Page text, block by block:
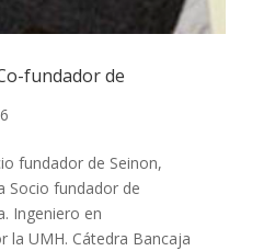
fundador de
fundador de Seinon,
Socio fundador de
Ingeniero en
la UMH. Cátedra Bancaja